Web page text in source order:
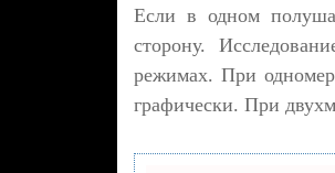
Если в одном
сторону.
режимах. При
графически. При